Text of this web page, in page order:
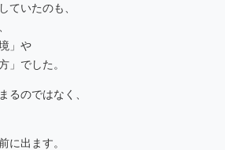
ていたのも、
」や
」でした。
るのではなく、
に出ます。